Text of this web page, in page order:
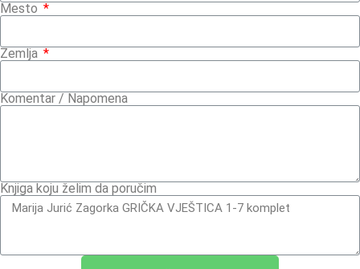
Mesto
Zemlja
Komentar / Napomena
Knjiga koju želim da poručim